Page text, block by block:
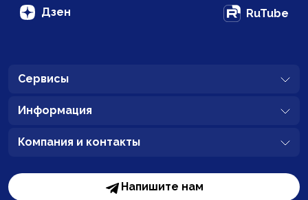
Дзен RuTube
Сервисы
Информация
Компания и контакты
Напишите нам